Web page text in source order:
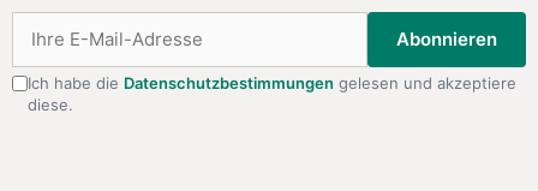
Abonnieren
Ich habe die Datenschutzbestimmungen gelesen und akzeptiere
diese.
Abonnieren